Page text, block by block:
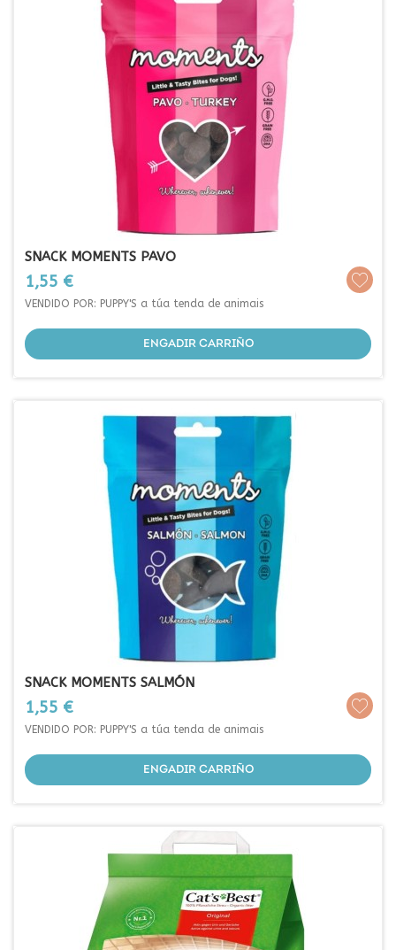
SNACK MOMENTS PAVO
Prezo
1,55 €
VENDIDO POR: PUPPY'S a túa tenda de animais
ENGADIR CARRIÑO
SNACK MOMENTS SALMÓN
Prezo
1,55 €
VENDIDO POR: PUPPY'S a túa tenda de animais
ENGADIR CARRIÑO